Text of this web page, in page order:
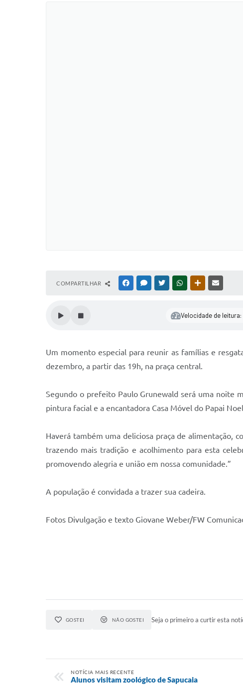
COMPARTILHAR FACEBOOKMESSENGER
TWITTERWHATSAPPOUTRAS MÍDIAS
Velocidade de leitura:
Um momento especial para reunir as famílias e
dezembro, a partir das 19h, na praça central.
Segundo o prefeito Paulo Grunewald será uma noite
pintura facial e a encantadora Casa Móvel do Papai
Haverá também uma deliciosa praça de alimentação,
trazendo mais tradição e acolhimento para esta
promovendo alegria e união em nossa comunidade.”
A população é convidada a trazer sua cadeira.
Fotos Divulgação e texto Giovane Weber/FW
GOSTEI NÃO GOSTEI Seja o primeiro a curtir esta
NOTÍCIA MAIS RECENTE
Alunos visitam zoológico de Sapucaia